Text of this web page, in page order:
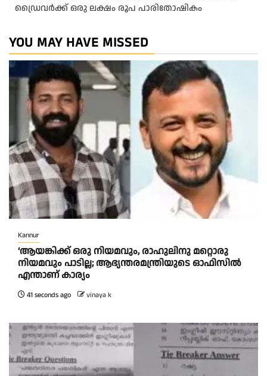
ഡ്രൈ​വ​ർ​ക്ക് ഒ​രു ല​ക്ഷം രൂ​പ പാ​രി​തോ​ഷി​കം
YOU MAY HAVE MISSED
Kannur
‘ആയങ്കിക്ക് ഒരു നിയമവും, രാഹുലിനു മറ്റൊരു
നിയമവും പാടില്ല; ആഭ്യന്തരമന്ത്രിയുടെ ഓഫിസിൽ
എന്താണ് കാര്യം
41 seconds ago vinaya k